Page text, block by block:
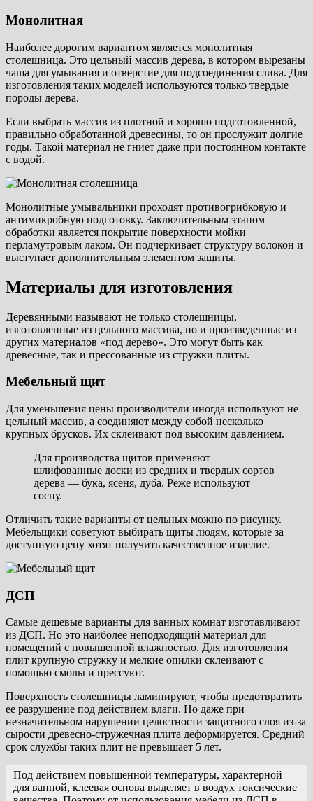
Монолитная
Наиболее дорогим вариантом является монолитная
столешница. Это цельный массив дерева, в котором вырезаны
чаша для умывания и отверстие для подсоединения слива. Для
изготовления таких моделей используются только твердые
породы дерева.
Если выбрать массив из плотной и хорошо подготовленной,
правильно обработанной древесины, то он прослужит долгие
годы. Такой материал не гниет даже при постоянном контакте
с водой.
Монолитные умывальники проходят противогрибковую и
антимикробную подготовку. Заключительным этапом
обработки является покрытие поверхности мойки
перламутровым лаком. Он подчеркивает структуру волокон и
выступает дополнительным элементом защиты.
Материалы для изготовления
Деревянными называют не только столешницы,
изготовленные из цельного массива, но и произведенные из
других материалов «под дерево». Это могут быть как
древесные, так и прессованные из стружки плиты.
Мебельный щит
Для уменьшения цены производители иногда используют не
цельный массив, а соединяют между собой несколько
крупных брусков. Их склеивают под высоким давлением.
Для производства щитов применяют
шлифованные доски из средних и твердых сортов
дерева — бука, ясеня, дуба. Реже используют
сосну.
Отличить такие варианты от цельных можно по рисунку.
Мебельщики советуют выбирать щиты людям, которые за
доступную цену хотят получить качественное изделие.
ДСП
Самые дешевые варианты для ванных комнат изготавливают
из ДСП. Но это наиболее неподходящий материал для
помещений с повышенной влажностью. Для изготовления
плит крупную стружку и мелкие опилки склеивают с
помощью смолы и прессуют.
Поверхность столешницы ламинируют, чтобы предотвратить
ее разрушение под действием влаги. Но даже при
незначительном нарушении целостности защитного слоя из-за
сырости древесно-стружечная плита деформируется. Средний
срок службы таких плит не превышает 5 лет.
Под действием повышенной температуры, характерной
для ванной, клеевая основа выделяет в воздух токсические